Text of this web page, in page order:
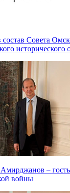
Совета
исторического
–
войны